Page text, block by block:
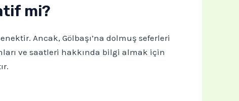
mi?
Ancak, Gölbaşı’na dolmuş seferleri
ve saatleri hakkında bilgi almak için